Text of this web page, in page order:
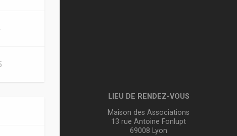
LIEU DE RENDEZ-VOUS
Maison des Associations
13 rue Antoine Fonlupt
69008 Lyon